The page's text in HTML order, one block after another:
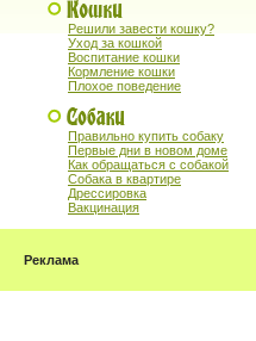
Решили завести кошку?
Уход за кошкой
Воспитание кошки
Кормление кошки
Плохое поведение
Правильно купить собаку
Первые дни в новом доме
Как обращаться с собакой
Собака в квартире
Дрессировка
Вакцинация
Реклама